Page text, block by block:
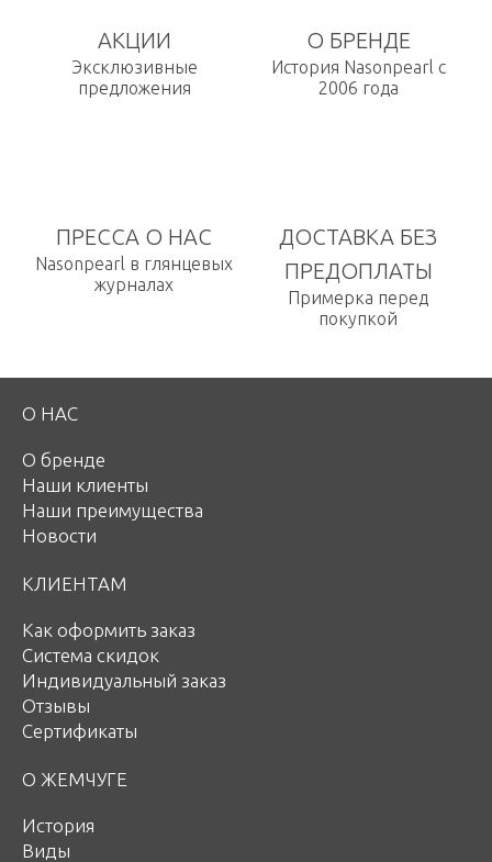
АКЦИИ
Эксклюзивные
предложения
О БРЕНДЕ
История Nasonpearl с
2006 года
ПРЕССА О НАС
Nasonpearl в глянцевых
журналах
ДОСТАВКА БЕЗ
ПРЕДОПЛАТЫ
Примерка перед
покупкой
О НАС
О бренде
Наши клиенты
Наши преимущества
Новости
КЛИЕНТАМ
Как оформить заказ
Система скидок
Индивидуальный заказ
Отзывы
Сертификаты
О ЖЕМЧУГЕ
История
Виды